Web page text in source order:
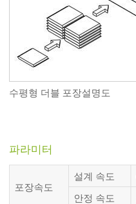
수평형 더블 포장설명도
파라미터
포장속도
설계 속도
안정 속도